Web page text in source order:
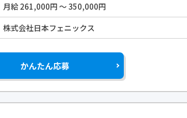
月給 261,000円 〜 350,000円
株式会社日本フェニックス
かんたん応募